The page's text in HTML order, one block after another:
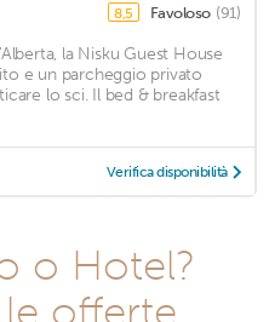
8,5 Favoloso (91)
la Nisku Guest House
e un parcheggio privato
lo sci. Il bed & breakfast
Verifica disponibilità
o Hotel?
offerte